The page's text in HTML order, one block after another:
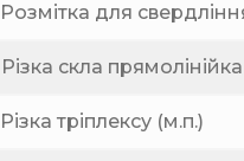
Розмітка для
Різка скла
Різка тріплексу (м.п.)